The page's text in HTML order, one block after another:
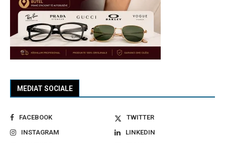
MEDIAT SOCIALE
FACEBOOK
TWITTER
INSTAGRAM
LINKEDIN